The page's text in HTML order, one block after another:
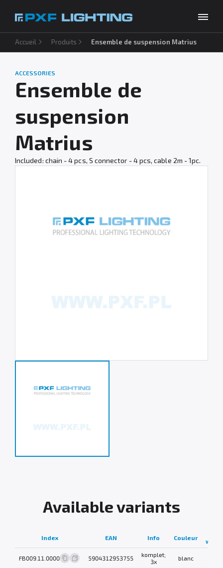
Produits
Inspirations
Entreprise
À télécharger
Contact
Accueil Produits Ensemble de suspension Matrius
ACCESSORIES
Ensemble de
suspension
Matrius
Included: chain - 4 pcs, S connector - 4 pcs, cable 2m - 1pc.
Available variants
Index EAN Info Couleur
FB009.11.0000 5904312953755
komplet;
3x
blanc